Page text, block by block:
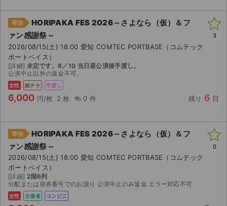
即決
HORIPAKA FES 2026～さよなら（仮）＆フ
ァン感謝祭～
2026/08/15(土) 18:00 愛知 COMTEC PORTBASE（コムテック
ボートベイス）
[詳細] 未定です。8／10 当日昼公演後手渡し。
公演中止以外の返金不可。
女性 紙チケ 手渡し
6,000 円/枚 2 枚 0 件 残り 6 日
3
即決
HORIPAKA FES 2026～さよなら（仮）＆フ
ァン感謝祭～
2026/08/15(土) 18:00 愛知 COMTEC PORTBASE（コムテック
ボートベイス）
[詳細] 2階6列
分配または発券番号でのお譲り 公演中止のみ返金 エラー対応不可
女性 主催者 コンビニ
0